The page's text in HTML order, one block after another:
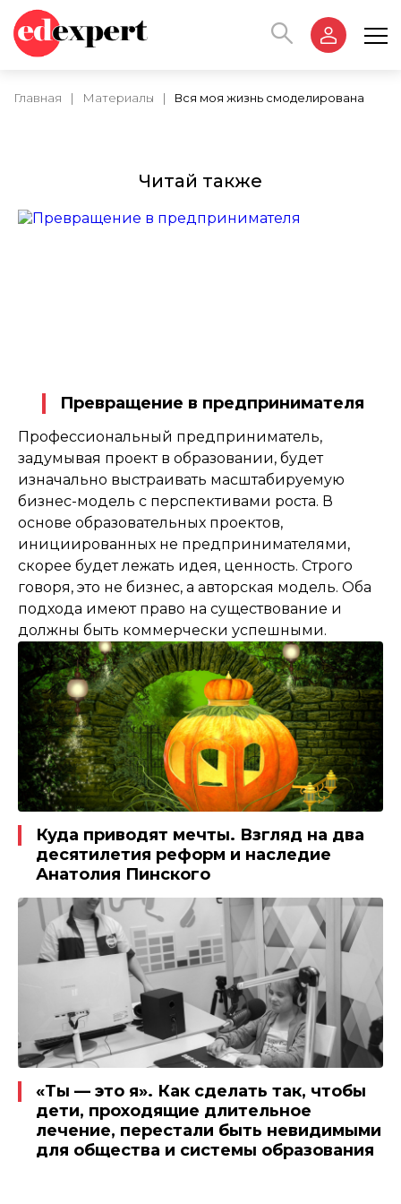
Главная | Материалы | Вся моя жизнь смоделирована
Читай также
Превращение в предпринимателя
Профессиональный предприниматель,
задумывая проект в образовании, будет
изначально выстраивать масштабируемую
бизнес-модель с перспективами роста. В
основе образовательных проектов,
инициированных не предпринимателями,
скорее будет лежать идея, ценность. Строго
говоря, это не бизнес, а авторская модель. Оба
подхода имеют право на существование и
должны быть коммерчески успешными.
Куда приводят мечты. Взгляд на два
десятилетия реформ и наследие
Анатолия Пинского
«Ты — это я». Как сделать так, чтобы
дети, проходящие длительное
лечение, перестали быть невидимыми
для общества и системы образования